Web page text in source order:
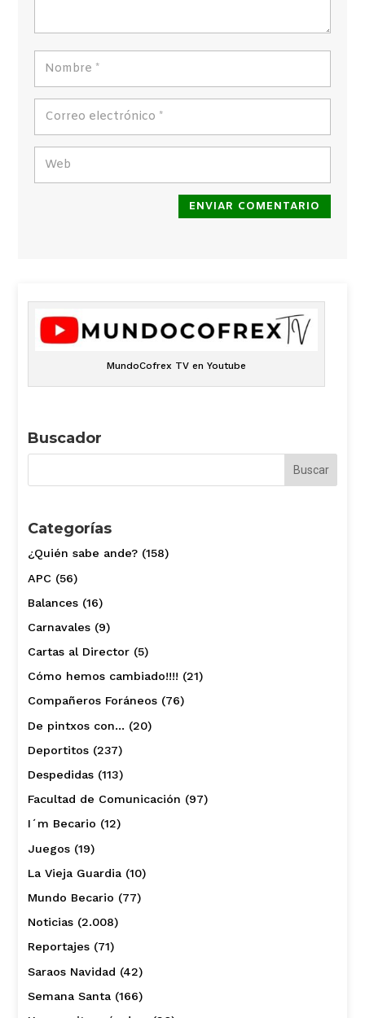
ENVIAR COMENTARIO
MundoCofrex TV en Youtube
Buscador
Categorías
¿Quién sabe ande?(158)
APC(56)
Balances(16)
Carnavales(9)
Cartas al Director(5)
Cómo hemos cambiado!!!! (21)
Compañeros Foráneos(76)
De pintxos con… (20)
Deportitos(237)
Despedidas(113)
Facultad de Comunicación (97)
I´m Becario (12)
Juegos(19)
La Vieja Guardia(10)
Mundo Becario (77)
Noticias(2.008)
Reportajes(71)
Saraos Navidad (42)
Semana Santa(166)